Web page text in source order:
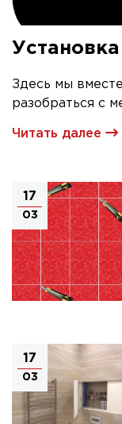
Здесь мы
разобраться с
Читать далее
17
03
17
03